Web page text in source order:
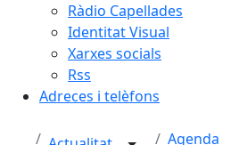
Ràdio Capellades
Identitat Visual
Xarxes socials
Rss
Adreces i telèfons
Agenda